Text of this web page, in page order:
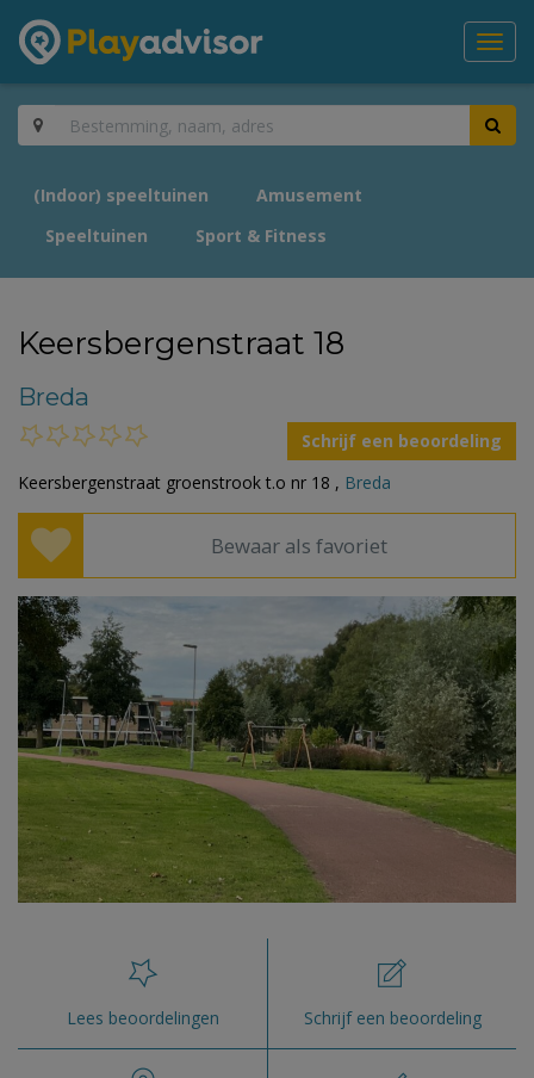
(Indoor) speeltuinen
Amusement
Speeltuinen
Sport & Fitness
Keersbergenstraat 18
Breda
Schrijf een beoordeling
Keersbergenstraat groenstrook t.o nr 18 , Breda
Bewaar als favoriet
Lees beoordelingen Schrijf een beoordeling